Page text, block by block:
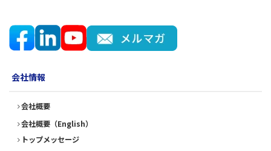
会社情報
会社概要
会社概要（English）
トップメッセージ